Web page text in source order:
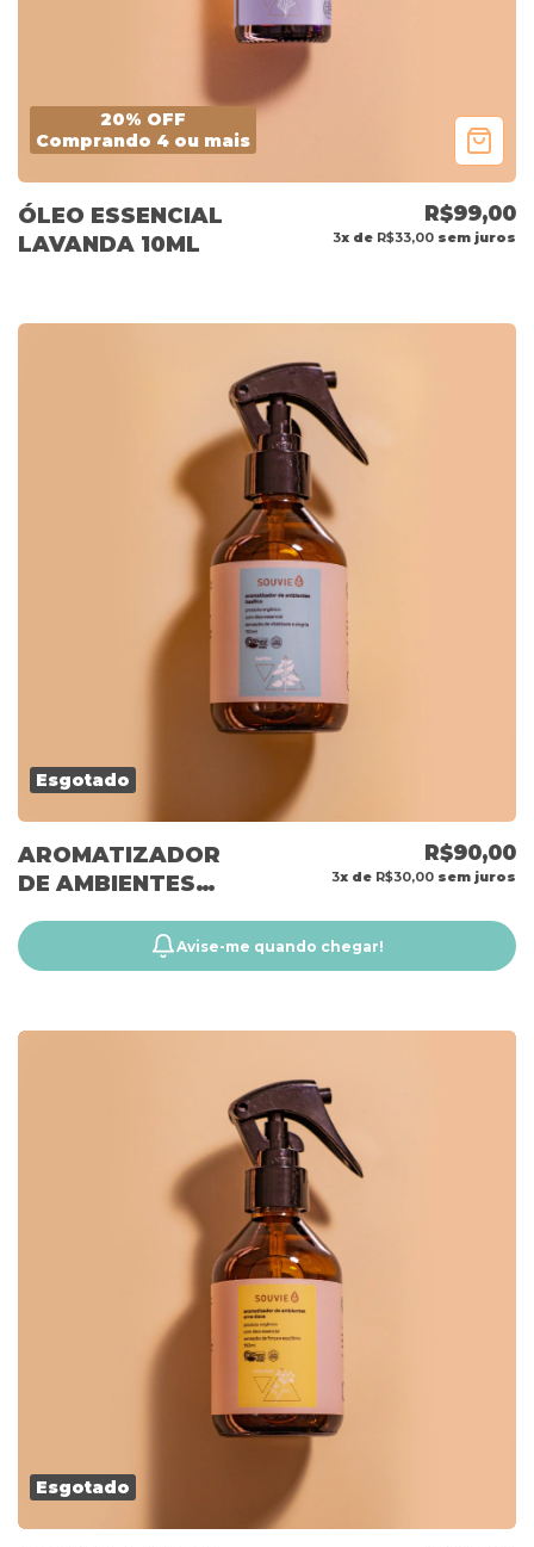
20% OFF
Comprando 4 ou mais
ÓLEO ESSENCIAL
LAVANDA 10ML
R$99,00
3x de R$33,00 sem juros
Esgotado
AROMATIZADOR
DE AMBIENTES
R$90,00
3x de R$30,00 sem juros
Avise-me quando chegar!
Esgotado